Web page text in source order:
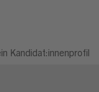
Kandidat:innenprofil